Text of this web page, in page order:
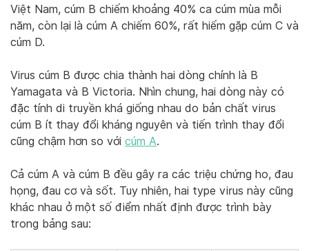
Việt Nam, cúm B chiếm khoảng 40% ca cúm mùa mỗi
năm, còn lại là cúm A chiếm 60%, rất hiếm gặp cúm C và
cúm D.
Virus cúm B được chia thành hai dòng chính là B
Yamagata và B Victoria. Nhìn chung, hai dòng này có
đặc tính di truyền khá giống nhau do bản chất virus
cúm B ít thay đổi kháng nguyên và tiến trình thay đổi
cũng chậm hơn so với cúm A.
Cả cúm A và cúm B đều gây ra các triệu chứng ho, đau
họng, đau cơ và sốt. Tuy nhiên, hai type virus này cũng
khác nhau ở một số điểm nhất định được trình bày
trong bảng sau: